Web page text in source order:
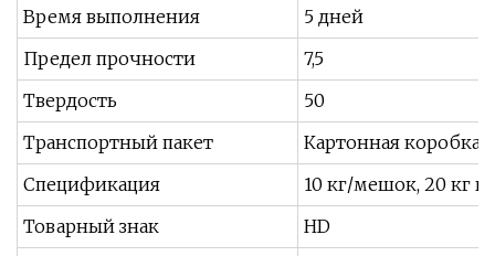
Время выполнения
5 дней
Предел прочности
7,5
Твердость
50
Транспортный пакет
Картонная коробка
Спецификация
10 кг/мешок, 20 кг в
Товарный знак
HD